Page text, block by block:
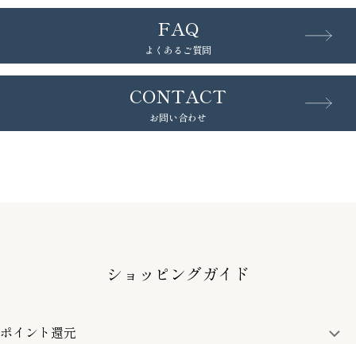
FAQ
よくあるご質問
CONTACT
お問い合わせ
ショッピングガイド
ポイント還元